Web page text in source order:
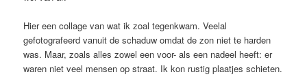
Hier een collage van wat ik zoal tegenkwam. Veelal
gefotografeerd vanuit de schaduw omdat de zon niet te harden
was. Maar, zoals alles zowel een voor- als een nadeel heeft: er
waren niet veel mensen op straat. Ik kon rustig plaatjes schieten.